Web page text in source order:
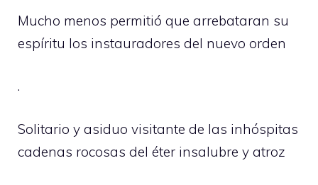
Mucho menos permitió que arrebataran su
espíritu los instauradores del nuevo orden
.
Solitario y asiduo visitante de las inhóspitas
cadenas rocosas del éter insalubre y atroz